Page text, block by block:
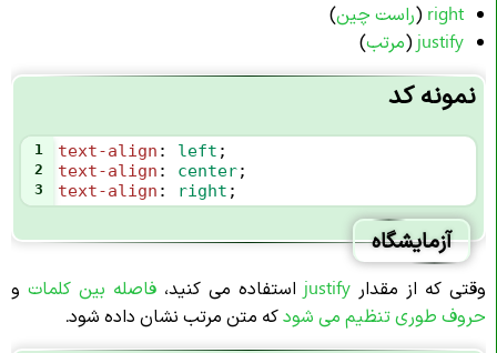
right
(راست چین)
justify
(مرتب)
نمونه کد
1 text-align : left ;
2 text-align : center;
3 text-align : right ;
آزمایشگاه
وقتی که از مقدار justify استفاده می کنید، فاصله بین کلمات و
حروف طوری تنظیم می‌ شودکه متن مرتب نشان داده شود.